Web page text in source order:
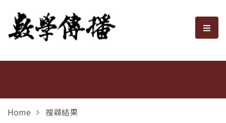
數學傳播 選
Home 搜尋結果